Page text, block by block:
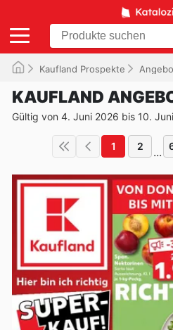
Kaufland Prospekte
KAUFLAND
Gültig von 4. Juni 2026 bis 10.
1 2 ...